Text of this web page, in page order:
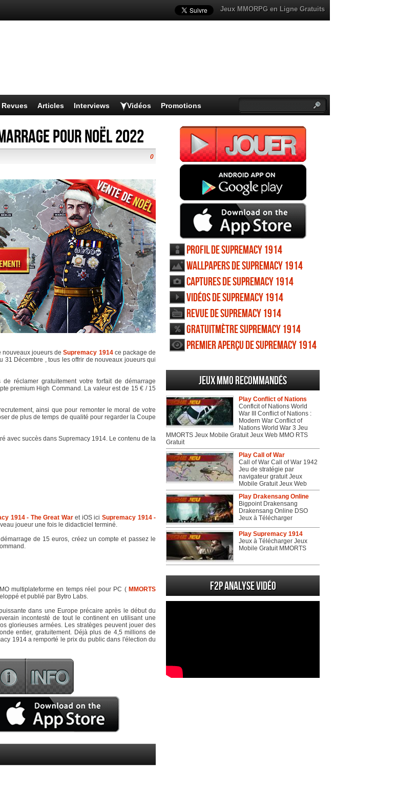
Jeux MMORPG en Ligne Gratuits
Revues Articles Interviews Vidéos Promotions
pour Noël 2022
0
nouveaux joueurs deSupremacy 1914ce package de
31 Décembre , tous les offrir de nouveaux joueurs qui
réclamer gratuitement votre forfait de démarrage
premium High Command. La valeur est de 15 € / 15
ainsi que pour remonter le moral de votre
de plus de temps de qualité pour regarder la Coupe
avec succès dans Supremacy 1914. Le contenu de la
1914 - The Great Waret iOS ici Supremacy 1914 -
joueur une fois le didacticiel terminé.
de 15 euros, créez un compte et passez le
multiplateforme en temps réel pour PC ( MMORTS
et publié par Bytro Labs.
dans une Europe précaire après le début du
incontesté de tout le continent en utilisant une
glorieuses armées. Les stratèges peuvent jouer des
entier, gratuitement. Déjà plus de 4,5 millions de
1914 a remporté le prix du public dans l'élection du
Profil de Supremacy 1914
Wallpapers de Supremacy 1914
Captures de Supremacy 1914
Vidéos de Supremacy 1914
Revue de Supremacy 1914
Gratuitmètre Supremacy 1914
Premier aperçu de Supremacy 1914
Jeux MMO recommandés
Play Conflict of Nations
Conflcit of Nations World
War III Conflict of Nations :
Modern War Conflict of
Nations World War 3 Jeu
MMORTS Jeux Mobile Gratuit Jeux Web MMO RTS
Gratuit
Play Call of War
Call of War Call of War 1942
Jeu de stratégie par
navigateur gratuit Jeux
Mobile Gratuit Jeux Web
Play Drakensang Online
Bigpoint Drakensang
Drakensang Online DSO
Jeux à Télécharger
Play Supremacy 1914
Jeux à Télécharger Jeux
Mobile Gratuit MMORTS
F2P Analyse vidéo